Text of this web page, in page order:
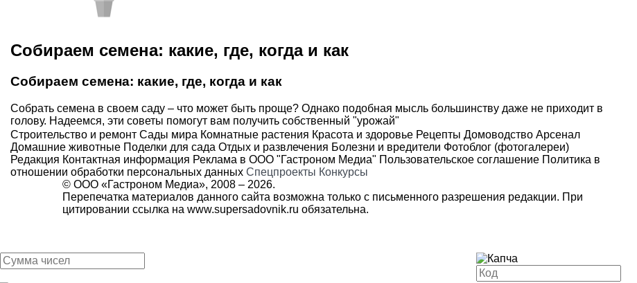
Собираем семена: какие, где, когда и как
Собираем семена: какие, где, когда и как
Собрать семена в своем саду – что может быть проще? Однако подобная мысль большинству даже не приходит в
голову. Надеемся, эти советы помогут вам получить собственный "урожай"
Строительство и ремонт Сады мира Комнатные растения Красота и здоровье Рецепты Домоводство Арсенал
Домашние животные Поделки для сада Отдых и развлечения Болезни и вредители Фотоблог (фотогалереи)
Редакция Контактная информация Реклама в ООО "Гастроном Медиа" Пользовательское соглашение Политика в
отношении обработки персональных данных Спецпроекты Конкурсы
© ООО «Гастроном Медиа», 2008 – 2026.
Перепечатка материалов данного сайта возможна только с письменного разрешения редакции. При
цитировании ссылка на www.supersadovnik.ru обязательна.